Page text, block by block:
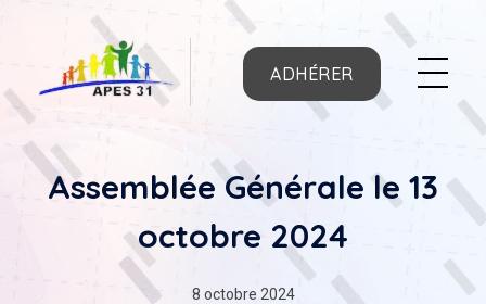
ADHÉRER
Assemblée Générale le 13
octobre 2024
8 octobre 2024